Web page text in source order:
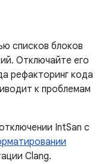
списков блоков
Отключайте его
рефакторинг кода
к проблемам
IntSan с
Clang.